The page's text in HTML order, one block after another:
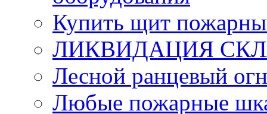
Купить щит
ЛИКВИДАЦИЯ
Лесной ранцевый
Любые пожарные